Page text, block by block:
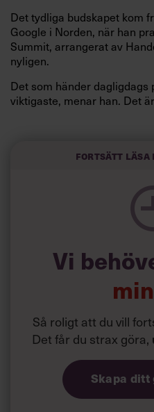
Det tydliga budskapet kom
Google i Norden, när han
Summit, arrangerat av
nyligen.
Det som händer dagligdags
viktigaste, menar han. Det
och höjt arbetsglädjen på
Fortsätt
Vi
Så roligt att du vill
Det får du strax göra,
Skapa